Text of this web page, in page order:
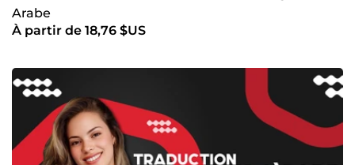
Arabe
À partir de 18,76 $US